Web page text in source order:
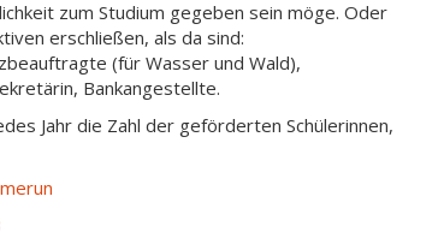
zum Studium gegeben sein möge. Oder
erschließen, als da sind:
(für Wasser und Wald),
Bankangestellte.
Jahr die Zahl der geförderten Schülerinnen,